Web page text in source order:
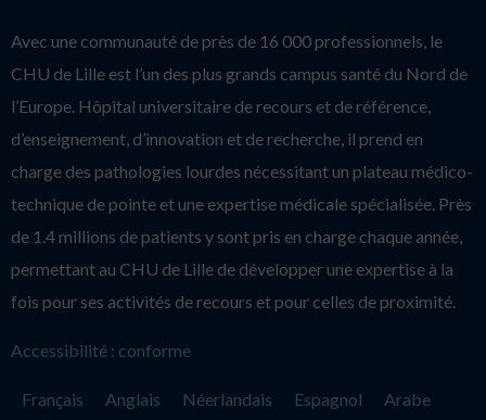
Avec une communauté de près de 16 000 professionnels, le
CHU de Lille est l’un des plus grands campus santé du Nord de
l’Europe. Hôpital universitaire de recours et de référence,
d’enseignement, d’innovation et de recherche, il prend en
charge des pathologies lourdes nécessitant un plateau médico-
technique de pointe et une expertise médicale spécialisée. Près
de 1.4 millions de patients y sont pris en charge chaque année,
permettant au CHU de Lille de développer une expertise à la
fois pour ses activités de recours et pour celles de proximité.
Accessibilité : conforme
Français Anglais Néerlandais Espagnol
Arabe